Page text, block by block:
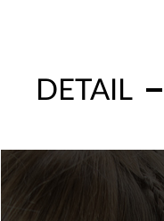
DETAIL